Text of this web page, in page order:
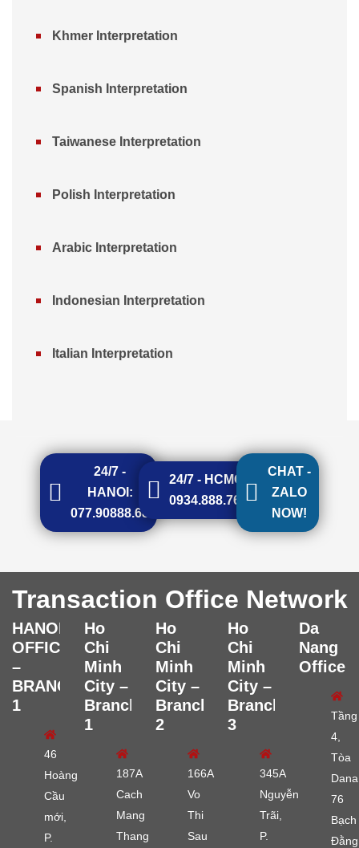
Khmer Interpretation
Spanish Interpretation
Taiwanese Interpretation
Polish Interpretation
Arabic Interpretation
Indonesian Interpretation
Italian Interpretation
24/7 -
HANOI:
077.90888.68
24/7 - HCMC:
0934.888.768
CHAT -
ZALO
NOW!
Transaction Office Network
HANOI
OFFICE
–
BRANCH
1
46
Hoàng
Cầu
mới,
P.
Ho
Chi
Minh
City –
Branch
1
187A
Cach
Mang
Thang
Ho
Chi
Minh
City –
Branch
2
166A
Vo
Thi
Sau
Ho
Chi
Minh
City –
Branch
3
345A
Nguyễn
Trãi,
P.
Da
Nang
Office
Tầng
4,
Tòa
76
Bạch